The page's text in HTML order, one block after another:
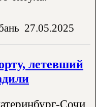
27.05.2025
летевший
Сочи